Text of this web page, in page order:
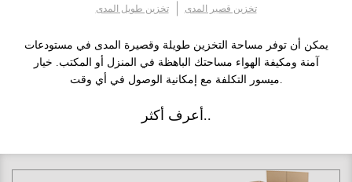
تخزين طويل المدى تخزين قصير المدى
يمكن أن توفر مساحة التخزين طويلة وقصيرة المدى في مستودعات
آمنة ومكيفة الهواء مساحتك الباهظة في المنزل أو المكتب. خيار
أعرف أكثر..